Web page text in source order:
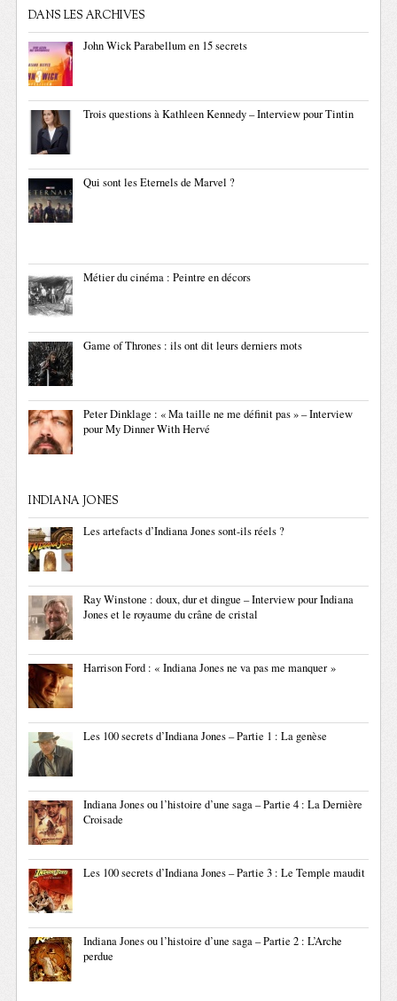
DANS LES ARCHIVES
John Wick Parabellum en 15 secrets
Trois questions à Kathleen Kennedy – Interview pour Tintin
Qui sont les Eternels de Marvel ?
Métier du cinéma : Peintre en décors
Game of Thrones : ils ont dit leurs derniers mots
Peter Dinklage : « Ma taille ne me définit pas » – Interview
pour My Dinner With Hervé
INDIANA JONES
Les artefacts d’Indiana Jones sont-ils réels ?
Ray Winstone : doux, dur et dingue – Interview pour Indiana
Jones et le royaume du crâne de cristal
Harrison Ford : « Indiana Jones ne va pas me manquer »
Les 100 secrets d’Indiana Jones – Partie 1 : La genèse
Indiana Jones ou l’histoire d’une saga – Partie 4 : La Dernière
Croisade
Les 100 secrets d’Indiana Jones – Partie 3 : Le Temple maudit
Indiana Jones ou l’histoire d’une saga – Partie 2 : L’Arche
perdue